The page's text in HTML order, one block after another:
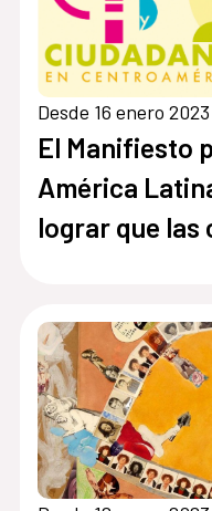
Desde 16 enero
El Manifiesto
América
lograr que las